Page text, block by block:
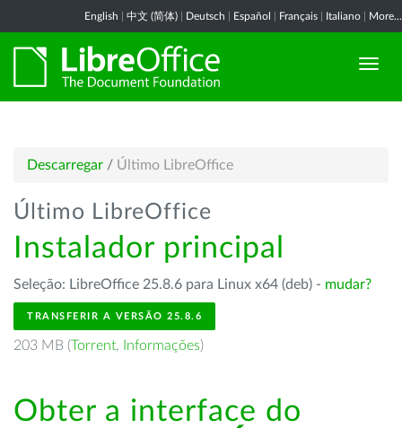
English 中文 (简体) Deutsch Español Français Italiano More...
Descarregar / Último LibreOffice
Último LibreOffice
Instalador principal
Seleção: LibreOffice 25.8.6 para Linux x64 (deb) - mudar?
TRANSFERIR A VERSÃO 25.8.6
203 MB (Torrent, Informações)
Obter a interface do